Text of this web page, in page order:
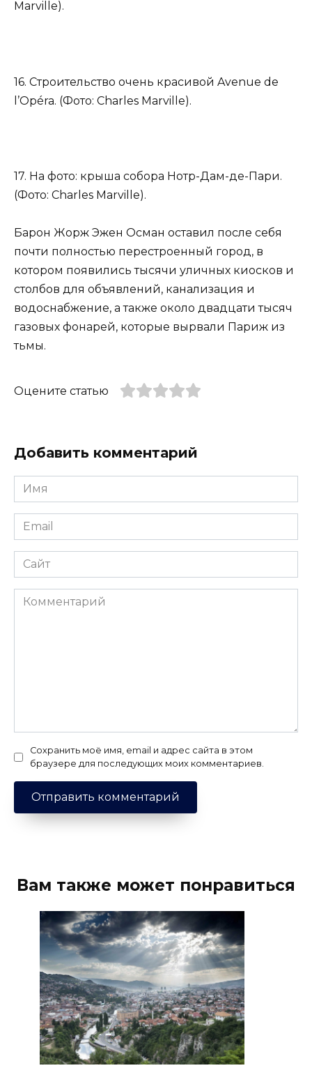
Marville).
16. Строительство очень красивой Avenue de
l’Opéra. (Фото: Charles Marville).
17. На фото: крыша собора Нотр-Дам-де-Пари.
(Фото: Charles Marville).
Барон Жорж Эжен Осман оставил после себя
почти полностью перестроенный город, в
котором появились тысячи уличных киосков и
столбов для объявлений, канализация и
водоснабжение, а также около двадцати тысяч
газовых фонарей, которые вырвали Париж из
тьмы.
Оцените статью
Добавить комментарий
Имя
*
Email
*
Сайт
Комментарий
Сохранить моё имя, email и адрес сайта в этом
браузере для последующих моих комментариев.
Вам также может понравиться